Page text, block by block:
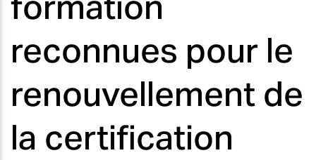
reconnues pour le
renouvellement de
la certification